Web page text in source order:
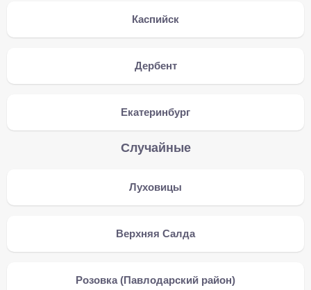
Каспийск
Дербент
Екатеринбург
Случайные
Луховицы
Верхняя Салда
Розовка (Павлодарский район)